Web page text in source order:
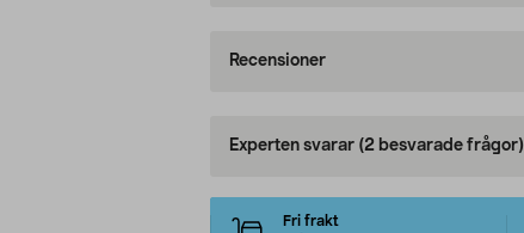
Recensioner
Experten svarar (2 besvarade frågor)
Fri frakt